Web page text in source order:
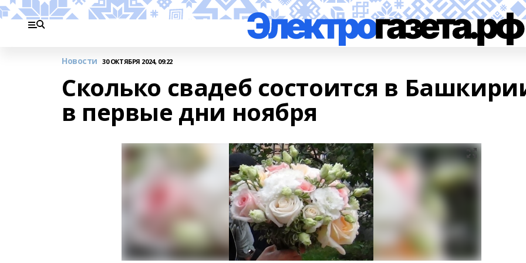
Новости 30 ОКТЯБРЯ 2024, 09:22
Сколько свадеб состоится в
в первые дни ноября